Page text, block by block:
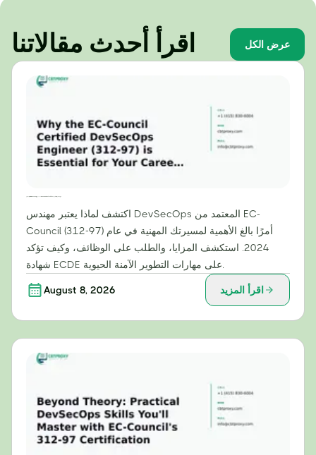
اقرأ أحدث مقالاتنا عرض الكل
اكتشف لماذا يعتبر مهندس DevSecOps المعتمد من EC-
Council (312-97) أمرًا بالغ الأهمية لمسيرتك المهنية في عام
2024. استكشف المزايا، والطلب على الوظائف، وكيف تؤكد
August 8, 2026 اقرأ المزيد